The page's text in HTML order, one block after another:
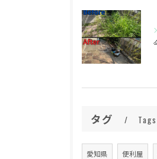
タグ Tags
愛知県 便利屋